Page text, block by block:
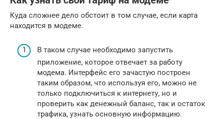
Куда сложнее дело обстоит в том случае, если карта
находится в модеме.
В таком случае необходимо запустить
приложение, которое отвечает за работу
модема. Интерфейс его зачастую построен
таким образом, что используя его, можно не
только подключиться к интернету, но и
проверить как денежный баланс, так и остаток
трафика, узнать основную информацию.